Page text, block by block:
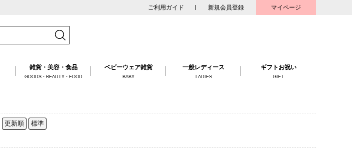
ご利用ガイド 新規会員登録 マイページ
雑貨・美容・食品
GOODS・BEAUTY・FOOD
ベビーウェア雑貨
BABY
一般レディース
LADIES
ギフト お祝い
GIFT
更新順
標準